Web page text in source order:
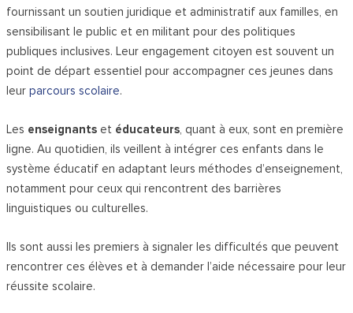
fournissant un soutien juridique et administratif aux familles, en
sensibilisant le public et en militant pour des politiques
publiques inclusives. Leur engagement citoyen est souvent un
point de départ essentiel pour accompagner ces jeunes dans
leurparcours scolaire.
Les enseignants et éducateurs, quant à eux, sont en première
ligne. Au quotidien, ils veillent à intégrer ces enfants dans le
système éducatif en adaptant leurs méthodes d’enseignement,
notamment pour ceux qui rencontrent des barrières
linguistiques ou culturelles.
Ils sont aussi les premiers à signaler les difficultés que peuvent
rencontrer ces élèves et à demander l’aide nécessaire pour leur
réussite scolaire.